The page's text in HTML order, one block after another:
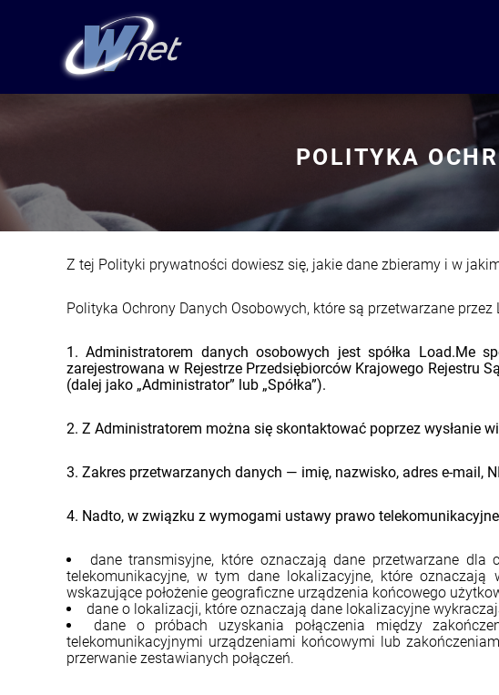
POLITYKA
Z tej Polityki prywatności dowiesz się, jakie dane zbieramy i w
Polityka Ochrony Danych Osobowych, które są przetwarzane przez
1. Administratorem danych osobowych jest spółka Load.Me
zarejestrowana w Rejestrze Przedsiębiorców Krajowego Rejestru
(dalej jako „Administrator” lub „Spółka”).
2. Z Administratorem można się skontaktować poprzez wysłanie
3. Zakres przetwarzanych danych — imię, nazwisko, adres e-mail,
4. Nadto, w związku z wymogami ustawy prawo
dane transmisyjne, które oznaczają dane przetwarzane
telekomunikacyjne, w tym dane lokalizacyjne, które
wskazujące położenie geograficzne urządzenia końcowego
dane o lokalizacji, które oznaczają dane lokalizacyjne
dane o próbach uzyskania połączenia między
telekomunikacyjnymi urządzeniami końcowymi lub
przerwanie zestawianych połączeń.